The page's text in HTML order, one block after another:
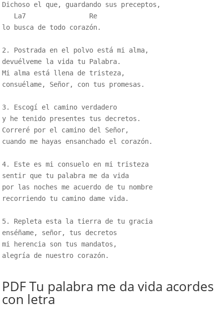
Dichoso el que, guardando sus preceptos,
   La7                Re
lo busca de todo corazón.
2. Postrada en el polvo está mi alma,
devuélveme la vida tu Palabra.
Mi alma está llena de tristeza,
consuélame, Señor, con tus promesas.
3. Escogí el camino verdadero
y he tenido presentes tus decretos.
Correré por el camino del Señor,
cuando me hayas ensanchado el corazón.
4. Este es mi consuelo en mi tristeza
sentir que tu palabra me da vida
por las noches me acuerdo de tu nombre
recorriendo tu camino dame vida.
5. Repleta esta la tierra de tu gracia
enséñame, señor, tus decretos
mi herencia son tus mandatos,
alegría de nuestro corazón.
PDF Tu palabra me da vida acordes
con letra